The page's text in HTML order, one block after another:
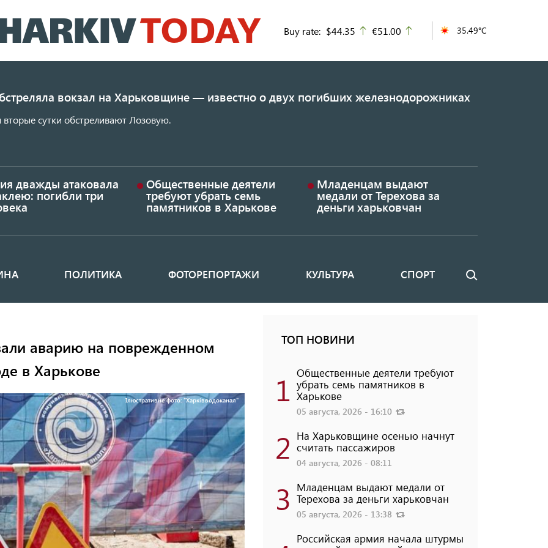
к
основному
Buy rate: $44.35 up
€51.00 35.49°C
вокзал на Харьковщине — известно о двух погибших железнодорожниках
сутки обстреливают Лозовую.
дважды атаковала
погибли три
Общественные деятели
требуют убрать семь
памятников в Харькове
Младенцам выдают
медали от Терехова за
деньги харьковчан
ПОЛИТИКА ФОТОРЕПОРТАЖИ КУЛЬТУРА СПОРТ Поиск
аварию на поврежденном
в Харькове
Ілюстративне фото: "Харківводоканал"
ТОП НОВИНИ
1 Общественные деятели требуют
убрать семь памятников в
Харькове
05 августа, 2026 - 16:10
2 На Харьковщине осенью начнут
считать пассажиров
04 августа, 2026 - 08:11
3 Младенцам выдают медали от
Терехова за деньги харьковчан
05 августа, 2026 - 13:38
Российская армия начала штурмы